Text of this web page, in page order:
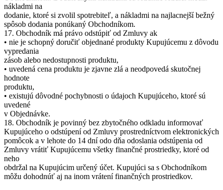
nákladmi na
dodanie, ktoré si zvolil spotrebiteľ, a nákladmi na najlacnejší bežný
spôsob dodania ponúkaný Obchodníkom.
17. Obchodník má právo odstúpiť od Zmluvy ak
• nie je schopný doručiť objednané produkty Kupujúcemu z dôvodu
vypredania
zásob alebo nedostupnosti produktu,
• uvedená cena produktu je zjavne zlá a neodpovedá skutočnej
hodnote
produktu,
• existujú dôvodné pochybnosti o údajoch Kupujúceho, ktoré sú
uvedené
v Objednávke.
18. Obchodník je povinný bez zbytočného odkladu informovať
Kupujúceho o odstúpení od Zmluvy prostredníctvom elektronických
pomôcok a v lehote do 14 dní odo dňa odoslania odstúpenia od
Zmluvy vrátiť Kupujúcemu všetky finančné prostriedky, ktoré od
neho
obdržal na Kupujúcim určený účet. Kupujúci sa s Obchodníkom
môžu dohodnúť aj na inom vrátení finančných prostriedkov.